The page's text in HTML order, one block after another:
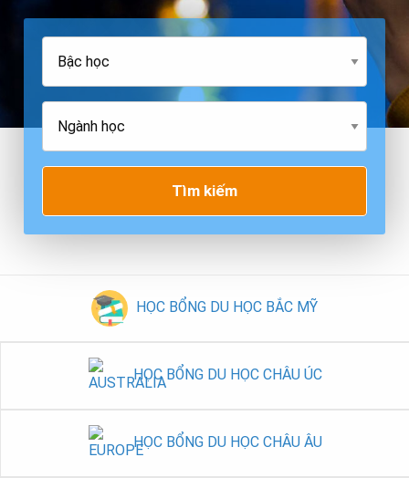
Tìm kiếm
HỌC BỔNG DU HỌC BẮC MỸ
HỌC BỔNG DU HỌC CHÂU ÚC
HỌC BỔNG DU HỌC CHÂU ÂU